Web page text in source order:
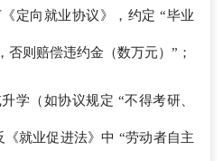
定向就业协议》，约定 “毕业
否则赔偿违约金（数万元）”；
学（如协议规定 “不得考研、
就业促进法》中 “劳动者自主